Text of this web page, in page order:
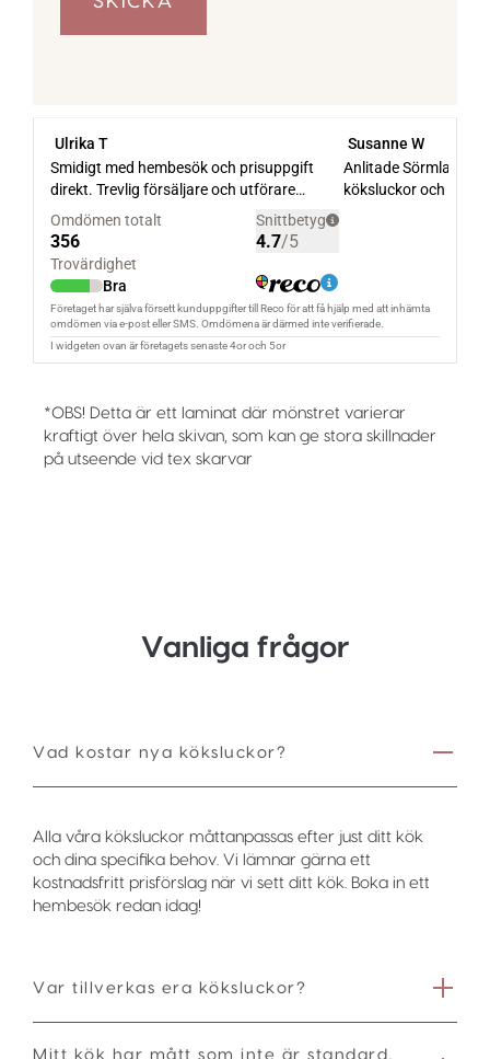
*OBS! Detta är ett laminat där mönstret varierar
kraftigt över hela skivan, som kan ge stora skillnader
på utseende vid tex skarvar
Vanliga frågor
Vad kostar nya köksluckor?
Alla våra köksluckor måttanpassas efter just ditt kök
och dina specifika behov. Vi lämnar gärna ett
kostnadsfritt prisförslag när vi sett ditt kök. Boka in ett
hembesök redan idag!
Var tillverkas era köksluckor?
Mitt kök har mått som inte är standard,